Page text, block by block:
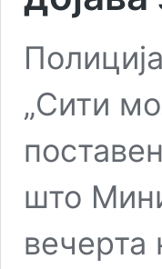
„Сити
што
вечерта